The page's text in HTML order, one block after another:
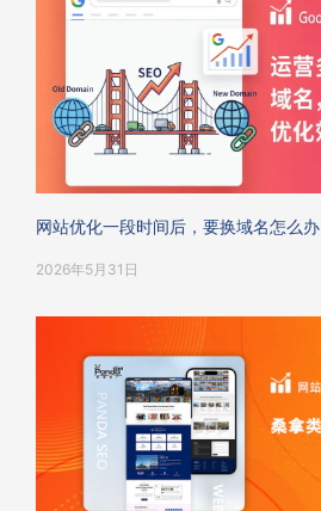
网站优化一段时间后，要换域名怎么办
2026年5月31日